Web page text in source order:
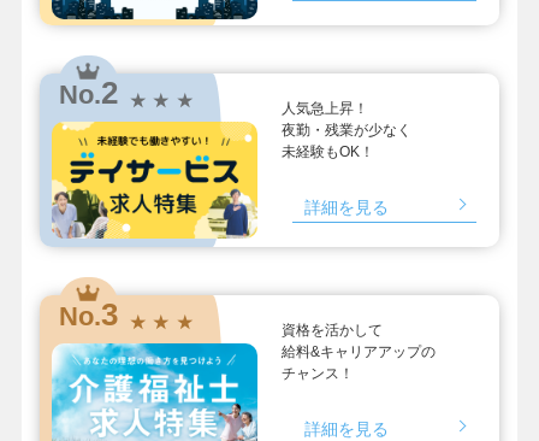
No.2 ★ ★ ★
人気急上昇！
夜勤・残業が少なく
未経験もOK！
詳細を見る
No.3 ★ ★ ★
資格を活かして
給料&キャリアアップの
チャンス！
詳細を見る